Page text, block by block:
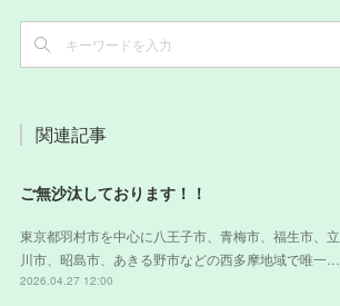
関連記事
ご無沙汰しております！！
東京都羽村市を中心に八王子市、青梅市、福生市、立
川市、昭島市、あきる野市などの西多摩地域で唯一…
2026.04.27 12:00